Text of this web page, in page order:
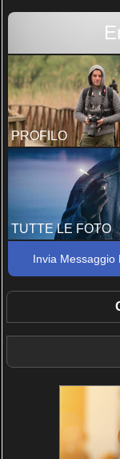
PROFILO
TUTTE LE FOTO
Invia Messaggio